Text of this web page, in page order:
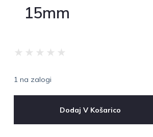
15mm
★ ★ ★ ★ ★
1 na zalogi
Dodaj V Košarico